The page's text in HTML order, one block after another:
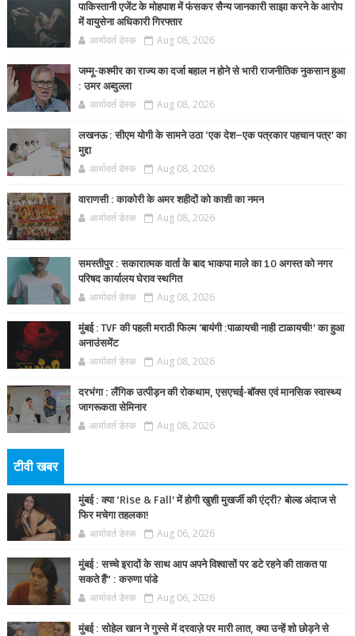
पाकिस्तानी एजेंट के मोहपाश में फंसकर सैन्य जानकारी साझा करने के आरोप
में वायुसेना अधिकारी गिरफ्तार
आर्यावर्त डेस्क Aug 08, 2026
जम्मू-कश्मीर का राज्य का दर्जा बहाल न होने से भारी राजनीतिक नुकसान हुआ
: उमर अब्दुल्ला
आर्यावर्त डेस्क Aug 08, 2026
लखनऊ : सीएम योगी के सामने उठा ‘एक देश–एक पत्रकार पहचान पत्र’ का
मुद्दा
आर्यावर्त डेस्क Aug 08, 2026
वाराणसी : काकोरी के अमर शहीदों को काशी का नमन
आर्यावर्त डेस्क Aug 08, 2026
समस्तीपुर : सकारात्मक वार्ता के बाद भाकपा माले का 10 अगस्त को नगर
परिषद कार्यालय घेराव स्थगित
आर्यावर्त डेस्क Aug 08, 2026
मुंबई : TVF की पहली मराठी फिल्म 'बायंगी :पाळायची नाही टाळायची!' का हुआ
अनाउंसमेंट
आर्यावर्त डेस्क Aug 08, 2026
दरभंगा : लैंगिक उत्पीड़न की रोकथाम, एसएचई-बॉक्स एवं मानसिक स्वास्थ्य
जागरूकता सेमिनार
आर्यावर्त डेस्क Aug 08, 2026
टीवी खबर
मुंबई : क्या ‘Rise & Fall’ में होगी खुशी मुखर्जी की एंट्री? बोल्ड अंदाज से
फिर मचेगा तहलका!
आर्यावर्त डेस्क Aug 06, 2026
मुंबई : सच्चे इरादों के साथ आप अपने विश्वासों पर डटे रहने की ताकत पा
सकते हैं” : करुणा पांडे
आर्यावर्त डेस्क Aug 06, 2026
मुंबई : सोहेल खान ने गुस्से में दरवाज़े पर मारी लात, क्या उन्हें शो छोड़ने से